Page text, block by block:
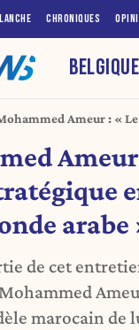
CHRONIQUES
BELGIQUE
Ameur : «
arabe
de cet
marocain de